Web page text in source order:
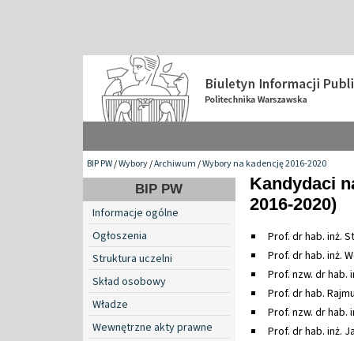
BIP PW/Wybory/Archiwum/Wybory na kadencję 2016-2020
BIP PW
Informacje ogólne
Ogłoszenia
Struktura uczelni
Skład osobowy
Władze
Wewnętrzne akty prawne
Kandydaci
2016-2020)
Prof. dr hab. inż.
Prof. dr hab. inż.
Prof. nzw. dr
Prof. dr hab.
Prof. nzw. dr hab.
Prof. dr hab. inż.